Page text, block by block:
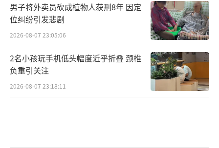
男子将外卖员砍成植物人获刑8年 因定
位纠纷引发悲剧
2026-08-07 23:05:06
2名小孩玩手机低头幅度近乎折叠 颈椎
负重引关注
2026-08-07 23:18:11